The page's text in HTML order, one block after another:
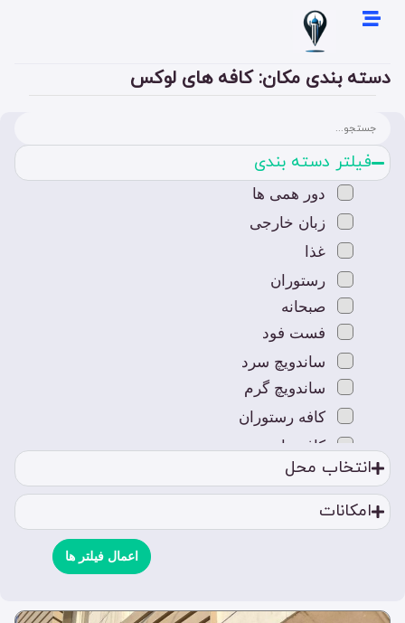
دسته بندی مکان: کافه های لوکس
فیلتر دسته بندی
دور همی ها
زبان خارجی
غذا
رستوران
صبحانه
فست فود
ساندویچ سرد
ساندویچ گرم
کافه رستوران
کافه ها
کافه بازی
کافه رستوران
کافه کتاب
انتخاب محل
امکانات
اعمال فیلتر ها